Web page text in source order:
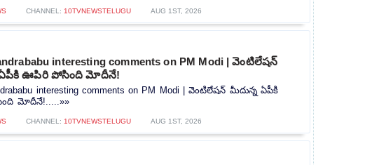
CHANNEL: 10TVNEWSTELUGU AUG 1ST, 2026
interesting comments on PM Modi | వెంటిలేషన్
ఏపీకి ఊపిరి పోసింది మోదీనే!
interesting comments on PM Modi | వెంటిలేషన్ మీదున్న ఏపీకి
మోదీనే!.....»»
CHANNEL: 10TVNEWSTELUGU AUG 1ST, 2026